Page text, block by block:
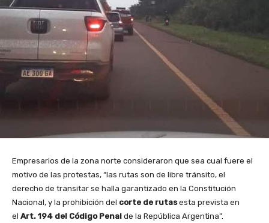
Empresarios de la zona norte consideraron que sea cual fuere el
motivo de las protestas, “las rutas son de libre tránsito, el
derecho de transitar se halla garantizado en la Constitución
Nacional, y la prohibición del corte de rutasesta prevista en
el Art. 194 del Código Penal de la República Argentina”.